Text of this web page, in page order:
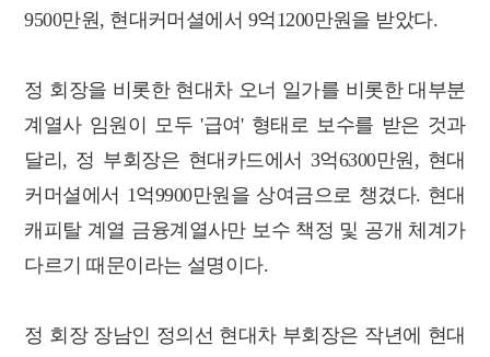
9500만원, 현대커머셜에서 9억1200만원을 받았다.
정 회장을 비롯한 현대차 오너 일가를 비롯한 대부분
계열사 임원이 모두 '급여' 형태로 보수를 받은 것과
달리, 정 부회장은 현대카드에서 3억6300만원, 현대
커머셜에서 1억9900만원을 상여금으로 챙겼다. 현대
캐피탈 계열 금융계열사만 보수 책정 및 공개 체계가
다르기 때문이라는 설명이다.
정 회장 장남인 정의선 현대차 부회장은 작년에 현대